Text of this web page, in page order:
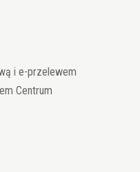
i e-przelewem
Centrum